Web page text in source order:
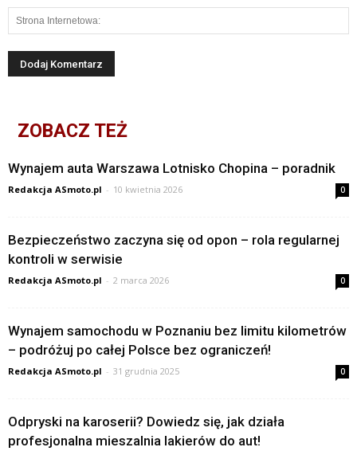
ZOBACZ TEŻ
Wynajem auta Warszawa Lotnisko Chopina – poradnik
Redakcja ASmoto.pl - 10 kwietnia 2026 0
Bezpieczeństwo zaczyna się od opon – rola regularnej
kontroli w serwisie
Redakcja ASmoto.pl - 2 marca 2026 0
Wynajem samochodu w Poznaniu bez limitu kilometrów
– podróżuj po całej Polsce bez ograniczeń!
Redakcja ASmoto.pl - 31 grudnia 2025 0
Odpryski na karoserii? Dowiedz się, jak działa
profesjonalna mieszalnia lakierów do aut!